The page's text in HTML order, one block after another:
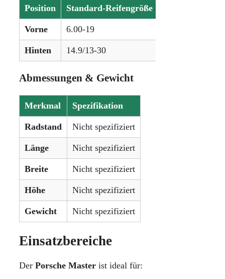
Position Standard-Reifengröße
Vorne 6.00-19
Hinten 14.9/13-30
Abmessungen & Gewicht
Merkmal Spezifikation
Radstand Nicht spezifiziert
Länge Nicht spezifiziert
Breite Nicht spezifiziert
Höhe Nicht spezifiziert
Gewicht Nicht spezifiziert
Einsatzbereiche
Der Porsche Master ist ideal für: